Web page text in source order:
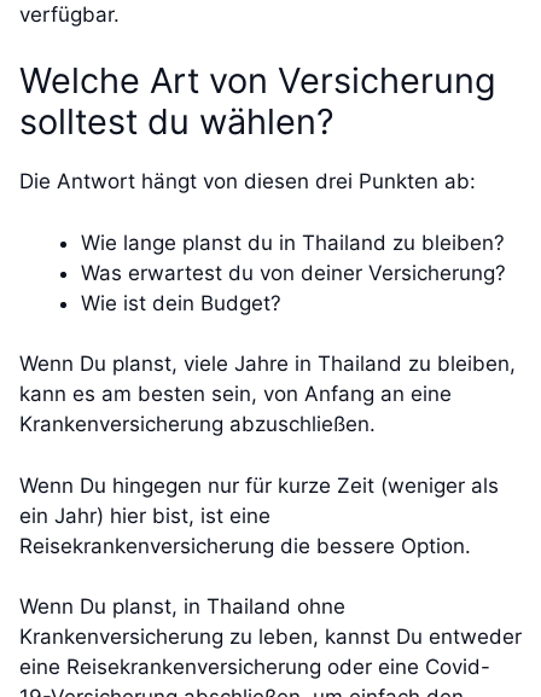
verfügbar.
Welche Art von Versicherung
solltest du wählen?
Die Antwort hängt von diesen drei Punkten ab:
Wie lange planst du in Thailand zu bleiben?
Was erwartest du von deiner Versicherung?
Wie ist dein Budget?
Wenn Du planst, viele Jahre in Thailand zu bleiben,
kann es am besten sein, von Anfang an eine
Krankenversicherung abzuschließen.
Wenn Du hingegen nur für kurze Zeit (weniger als
ein Jahr) hier bist, ist eine
Reisekrankenversicherung die bessere Option.
Wenn Du planst, in Thailand ohne
Krankenversicherung zu leben, kannst Du entweder
eine Reisekrankenversicherung oder eine Covid-